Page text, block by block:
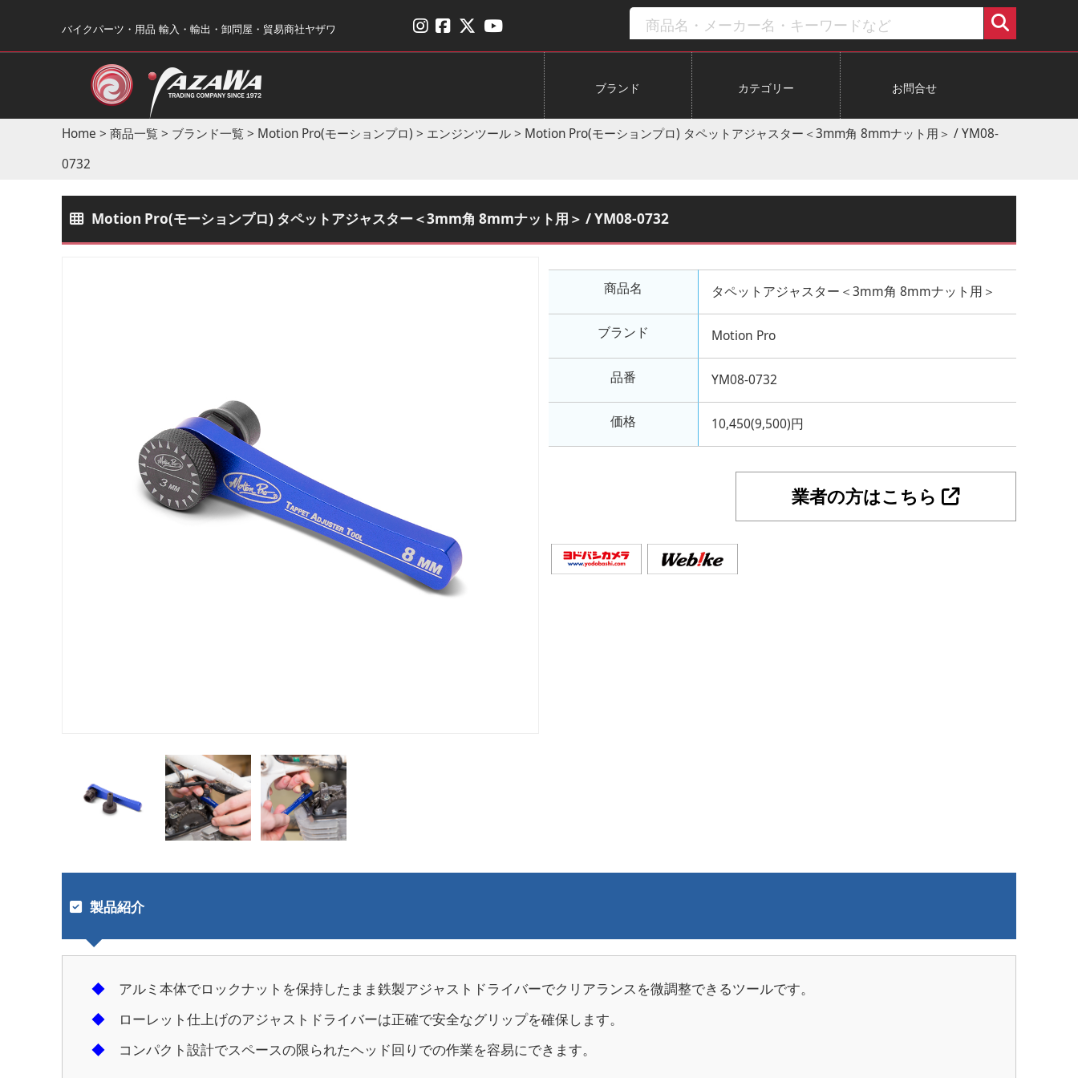
バイクパーツ・用品 輸入・輸出・卸問屋・貿易商社ヤザワ
お問合せ
カテゴリー
ブランド
Home >商品一覧 > ブランド一覧 > Motion Pro(モーションプロ) > エンジンツール> Motion Pro(モーションプロ) タペットアジャスター＜3mm角 8mmナット用＞ / YM08-
0732
Motion Pro(モーションプロ) タペットアジャスター＜3mm角 8mmナット用＞ / YM08-0732
商品名 タペットアジャスター＜3mm角 8mmナット用＞
ブランド Motion Pro
品番 YM08-0732
価格 10,450(9,500)円
業者の方はこちら
製品紹介
◆アルミ本体でロックナットを保持したまま鉄製アジャストドライバーでクリアランスを微調整できるツールです。
◆ローレット仕上げのアジャストドライバーは正確で安全なグリップを確保します。
◆コンパクト設計でスペースの限られたヘッド回りでの作業を容易にできます。